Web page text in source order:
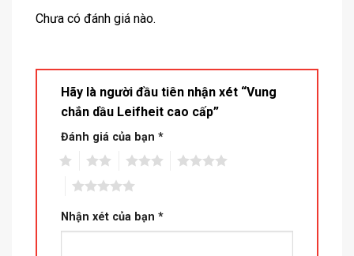
Chưa có đánh giá nào.
Hãy là người đầu tiên nhận xét “Vung
chắn dầu Leifheit cao cấp”
Đánh giá của bạn *
Nhận xét của bạn *